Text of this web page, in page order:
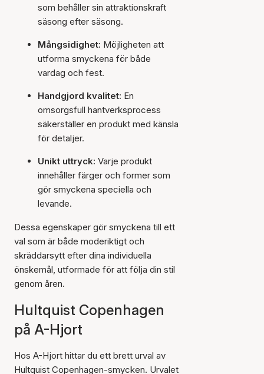
som behåller sin attraktionskraft
säsong efter säsong.
Mångsidighet: Möjligheten att
utforma smyckena för både
vardag och fest.
Handgjord kvalitet: En
omsorgsfull hantverksprocess
säkerställer en produkt med känsla
för detaljer.
Unikt uttryck: Varje produkt
innehåller färger och former som
gör smyckena speciella och
levande.
Dessa egenskaper gör smyckena till ett
val som är både moderiktigt och
skräddarsytt efter dina individuella
önskemål, utformade för att följa din stil
genom åren.
Hultquist Copenhagen
på A-Hjort
Hos A-Hjort hittar du ett brett urval av
Hultquist Copenhagen-smycken. Urvalet